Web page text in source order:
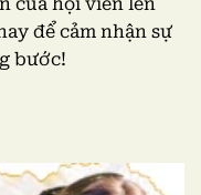
để cảm nhận sự
bước!